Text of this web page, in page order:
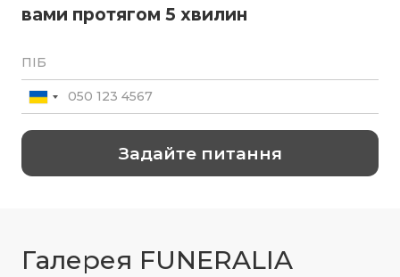
вами протягом 5 хвилин
Галерея FUNERALIA